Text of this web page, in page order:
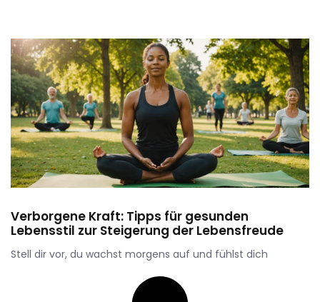
Verborgene Kraft: Tipps für gesunden
Lebensstil zur Steigerung der Lebensfreude
Stell dir vor, du wachst morgens auf und fühlst dich